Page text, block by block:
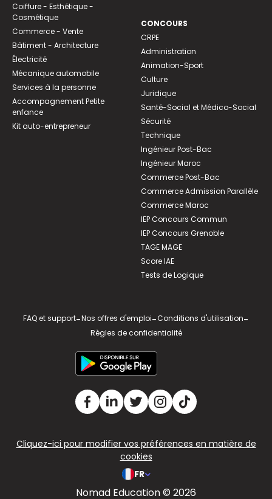
Coiffure - Esthétique -
Cosmétique
Commerce - Vente
Bâtiment - Architecture
Électricité
Mécanique automobile
Services à la personne
Accompagnement Petite
enfance
Kit auto-entrepreneur
CONCOURS
CRPE
Administration
Animation-Sport
Culture
Juridique
Santé-Social et Médico-Social
Sécurité
Technique
Ingénieur Post-Bac
Ingénieur Maroc
Commerce Post-Bac
Commerce Admission Parallèle
Commerce Maroc
IEP Concours Commun
IEP Concours Grenoble
TAGE MAGE
Score IAE
Tests de Logique
FAQ et support-Nos offres d'emploi-Conditions d'utilisation-
Règles de confidentialité
Cliquez-ici pour modifier vos préférences en matière de
cookies
FR
Nomad Education © 2026